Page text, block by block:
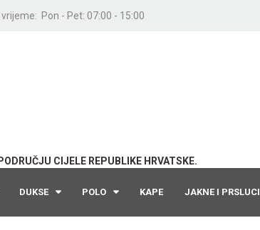
vrijeme: Pon - Pet: 07:00 - 15:00
CIJELE REPUBLIKE HRVATSKE.
DUKSE POLO KAPE JAKNE I PRSLUCI